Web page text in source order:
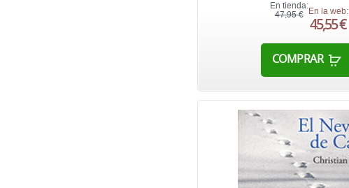
En tienda:
47,95 € En la web:
45,55 €
COMPRAR